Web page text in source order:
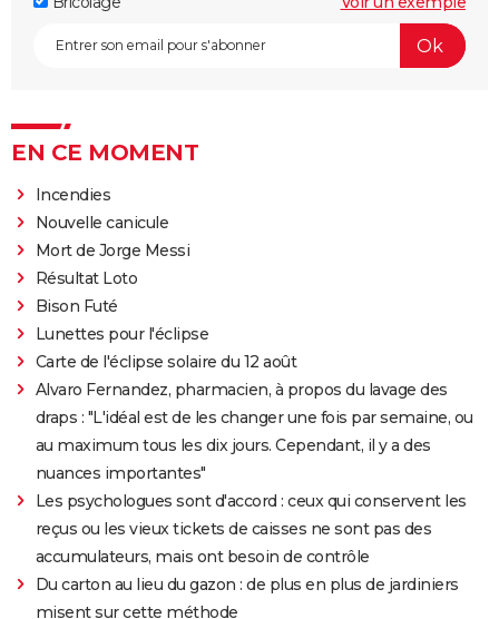
EN CE MOMENT
Incendies
Nouvelle canicule
Mort de Jorge Messi
Résultat Loto
Bison Futé
Lunettes pour l'éclipse
Carte de l'éclipse solaire du 12 août
Alvaro Fernandez, pharmacien, à propos du lavage des
draps : "L'idéal est de les changer une fois par semaine, ou
au maximum tous les dix jours. Cependant, il y a des
nuances importantes"
Les psychologues sont d'accord : ceux qui conservent les
reçus ou les vieux tickets de caisses ne sont pas des
accumulateurs, mais ont besoin de contrôle
Du carton au lieu du gazon : de plus en plus de jardiniers
misent sur cette méthode